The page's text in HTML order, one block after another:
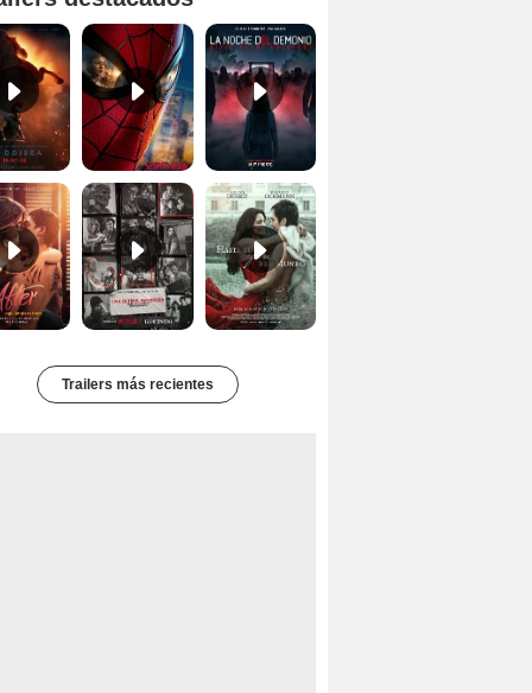
Primer tráiler oficial de 'La Odisea' 'Spider-Man Un Nuevo Día' - Tráiler oficial subtitulado
Tráiler de 'After: Aquí empieza todo' Primer Tráiler Oficial Subtitulado de 'Una última aventura: Detrás de cámaras de Stranger Things 5'
Trailers más recientes